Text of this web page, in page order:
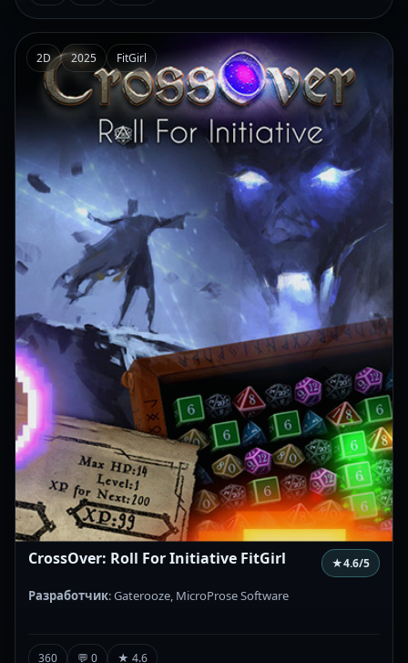
2D 2025 FitGirl
CrossOver: Roll For Initiative FitGirl ★4.6/5
Разработчик: Gaterooze, MicroProse Software
360 💬 0 ★ 4.6